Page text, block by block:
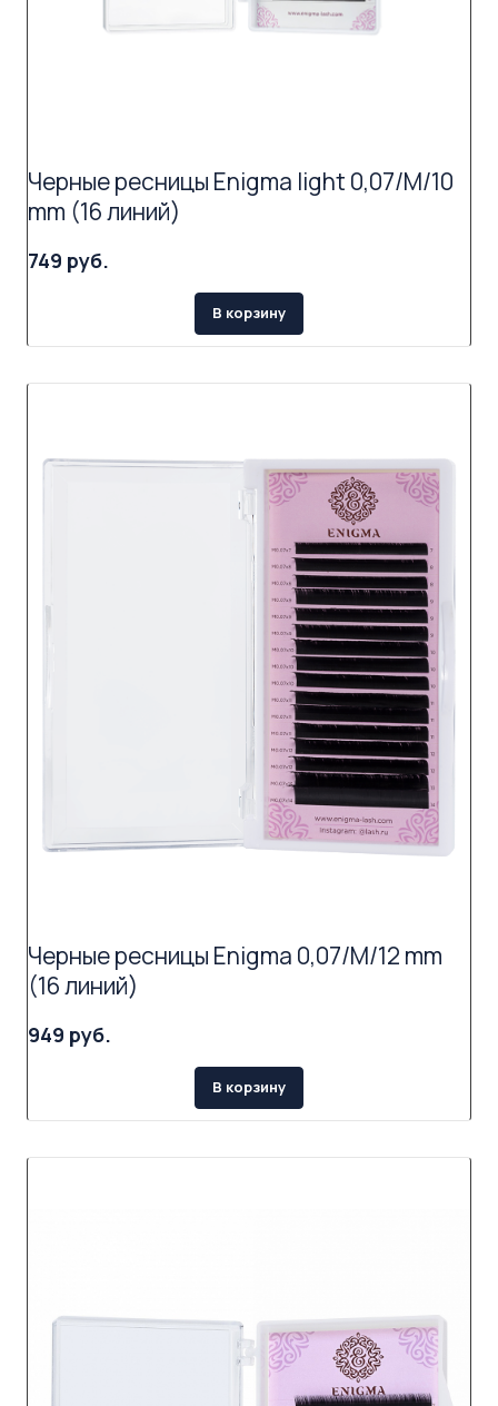
Черные ресницы Enigma light 0,07/M/10
mm (16 линий)
749 руб.
В корзину
Черные ресницы Enigma 0,07/M/12 mm
(16 линий)
949 руб.
В корзину